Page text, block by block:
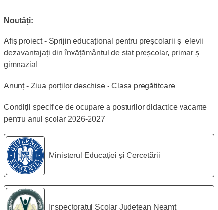
Noutăți:
Afiș proiect - Sprijin educațional pentru preșcolarii și elevii
dezavantajați din învățământul de stat preșcolar, primar și
gimnazial
Anunț - Ziua porților deschise - Clasa pregătitoareSe
Condiții specifice de ocupare a posturilor didactice vacante
pentru anul școlar 2026-2027
Legături utile:
Ministerul Educației și Cercetării
Inspectoratul Școlar Județean Neamț